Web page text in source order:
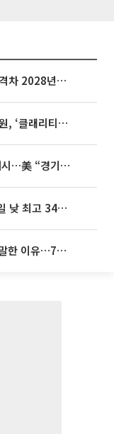
종부세 개편에도…1·3주택 종부세 격차 2028년부터 확대
미국, 가상자산 포괄 규제 속도…상원, ‘클래리티법’ 9월 절차투표 추진
이란, 미국에 호르무즈 합의 조건 제시…美 “경기 아직 안 끝나” [종합]
[내일 날씨] 전국 무더위 계속…10일 낮 최고 34도 육박
추미애가 페이스북서 네 번 재정을 말한 이유…7700억 추경 열쇠는 도의회에